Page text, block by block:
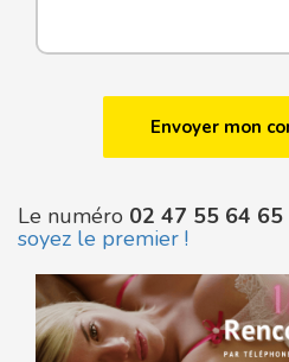
Le numéro 02 47 55 64 65
soyez le premier !